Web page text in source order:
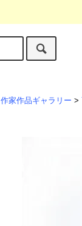
作家作品ギャラリー >